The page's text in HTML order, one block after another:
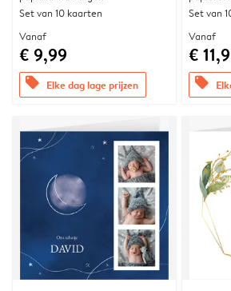
Set van 10 kaarten
Vanaf
€ 9,99
offers Elke dag lage prijzen
Set van
Vanaf
€
offers